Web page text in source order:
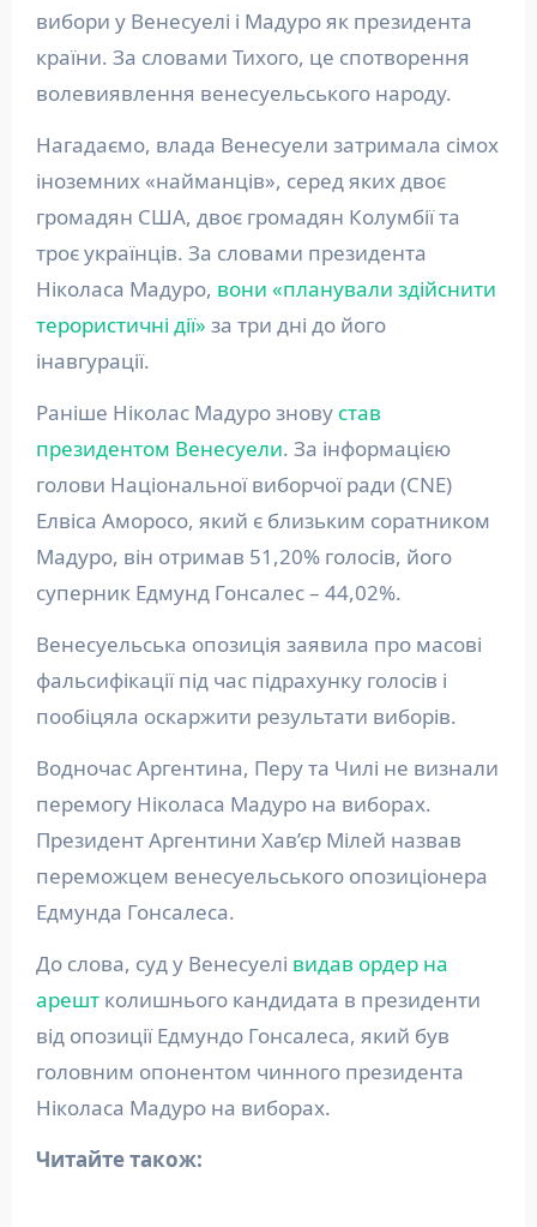
вибори у Венесуелі і Мадуро як президента
країни. За словами Тихого, це спотворення
волевиявлення венесуельського народу.
Нагадаємо, влада Венесуели затримала сімох
іноземних «найманців», серед яких двоє
громадян США, двоє громадян Колумбії та
троє українців. За словами президента
Ніколаса Мадуро, вони «планували здійснити
терористичні дії» за три дні до його
інавгурації.
Раніше Ніколас Мадуро знову став
президентом Венесуели. За інформацією
голови Національної виборчої ради (CNE)
Елвіса Аморосо, який є близьким соратником
Мадуро, він отримав 51,20% голосів, його
суперник Едмунд Гонсалес – 44,02%.
Венесуельська опозиція заявила про масові
фальсифікації під час підрахунку голосів і
пообіцяла оскаржити результати виборів.
Водночас Аргентина, Перу та Чилі не визнали
перемогу Ніколаса Мадуро на виборах.
Президент Аргентини Хав’єр Мілей назвав
переможцем венесуельського опозиціонера
Едмунда Гонсалеса.
До слова, суд у Венесуелі видав ордер на
арештколишнього кандидата в президенти
від опозиції Едмундо Гонсалеса, який був
головним опонентом чинного президента
Ніколаса Мадуро на виборах.
Читайте також: